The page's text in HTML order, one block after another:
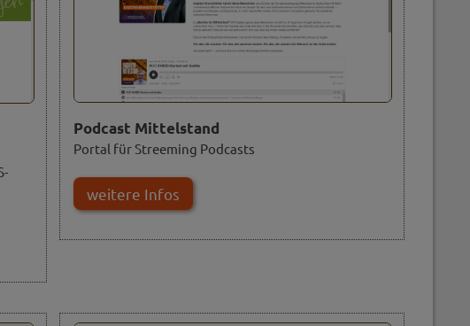
Podcast Mittelstand
Portal für Streeming Podcasts
weitere Infos